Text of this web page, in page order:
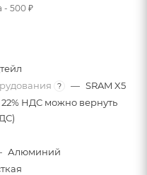
- 500 ₽
? — SRAM X5
22% НДС можно вернуть
Алюминий